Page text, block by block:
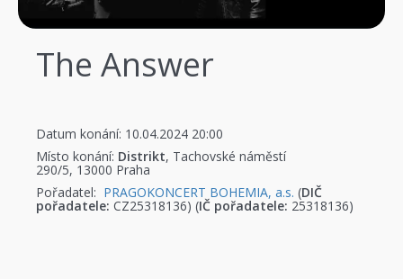
The Answer
Datum konání: 10.04.2024 20:00
Místo konání: Distrikt, Tachovské náměstí
290/5, 13000 Praha
Pořadatel: PRAGOKONCERT BOHEMIA, a.s. (DIČ
pořadatele: CZ25318136) (IČ pořadatele: 25318136)